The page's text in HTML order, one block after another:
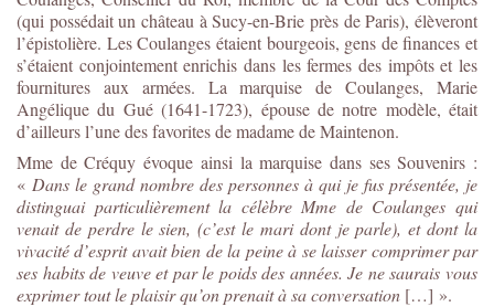
(qui possédait un château à Sucy-en-Brie près de Paris), élèveront
l’épistolière. Les Coulanges étaient bourgeois, gens de finances et
s’étaient conjointement enrichis dans les fermes des impôts et les
fournitures aux armées. La marquise de Coulanges, Marie
Angélique du Gué (1641-1723), épouse de notre modèle, était
d’ailleurs l’une des favorites de madame de Maintenon.
Mme de Créquy évoque ainsi la marquise dans ses Souvenirs :
« Dans le grand nombre des personnes à qui je fus présentée, je
distinguai particulièrement la célèbre Mme de Coulanges qui
venait de perdre le sien, (c’est le mari dont je parle), et dont la
vivacité d’esprit avait bien de la peine à se laisser comprimer par
ses habits de veuve et par le poids des années. Je ne saurais vous
exprimer tout le plaisir qu’on prenait à sa conversation […] ».